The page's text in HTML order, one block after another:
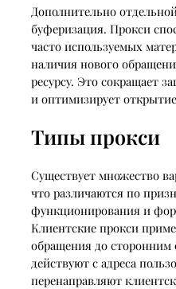
Дополнительно
буферизация. Прокси
часто используемых
наличия нового
ресурсу. Это сокращает
и оптимизирует
Типы прокси
Существует множество
что различаются по
функционирования и
Клиентские прокси
обращения до сторонним
действуют с адреса
перенаправляют